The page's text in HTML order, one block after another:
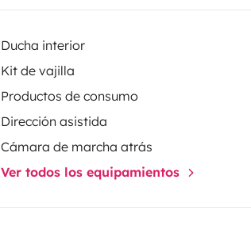
Ducha interior
Kit de vajilla
Productos de consumo
Dirección asistida
Cámara de marcha atrás
Ver todos los equipamientos